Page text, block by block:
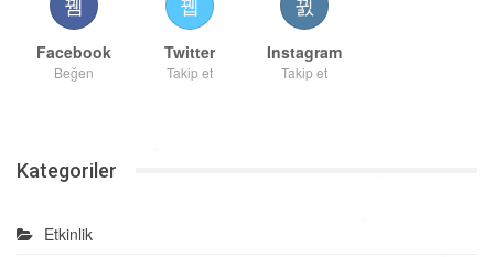
Facebook
Beğen
Twitter
Takip et
Instagram
Takip et
Kategoriler
Etkinlik